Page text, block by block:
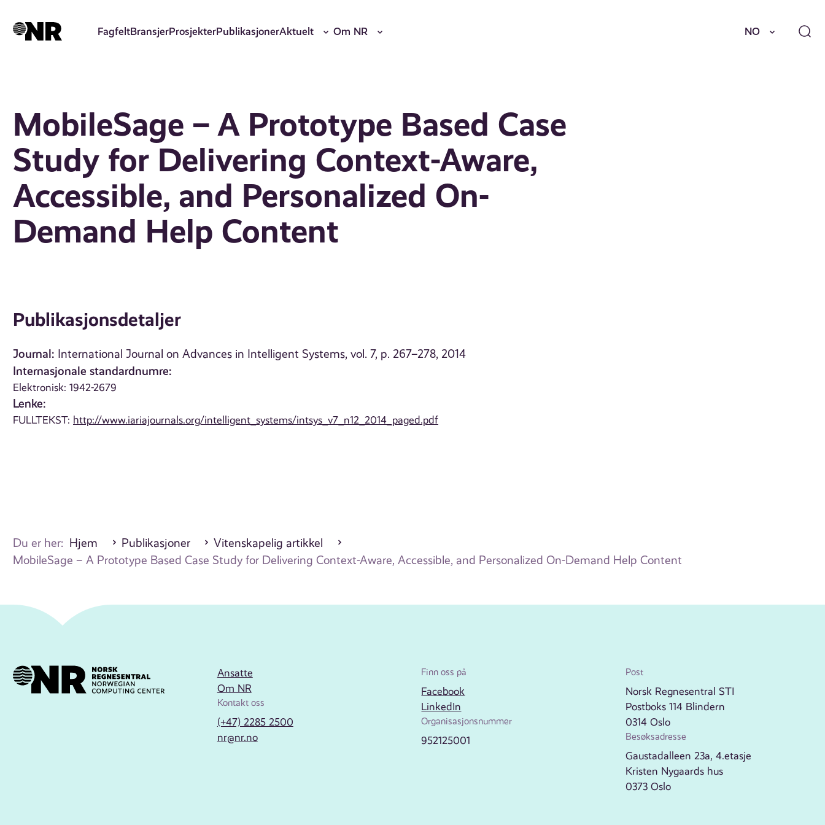
hovedinnhold
FagfeltBransjerProsjekterPublikasjonerAktuelt Om NR NO
MobileSage – A Prototype Based Case
Study for Delivering Context-Aware,
Accessible, and Personalized On-
Demand Help Content
Publikasjonsdetaljer
Journal: International Journal on Advances in Intelligent Systems, vol. 7, p. 267–278, 2014
Internasjonale standardnumre:
Elektronisk: 1942-2679
Lenke:
FULLTEKST: http://www.iariajournals.org/intelligent_systems/intsys_v7_n12_2014_paged.pdf
Du er her: Hjem Publikasjoner
Vitenskapelig artikkel
MobileSage – A Prototype Based Case Study for Delivering Context-Aware, Accessible, and Personalized On-Demand Help Content
Ansatte
Om NR
Kontakt oss
(+47) 2285 2500
nr@nr.no
Finn oss på
Facebook
LinkedIn
Organisasjonsnummer
952125001
Post
Norsk Regnesentral STI
Postboks 114 Blindern
0314 Oslo
Besøksadresse
Gaustadalleen 23a, 4.etasje
Kristen Nygaards hus
0373 Oslo